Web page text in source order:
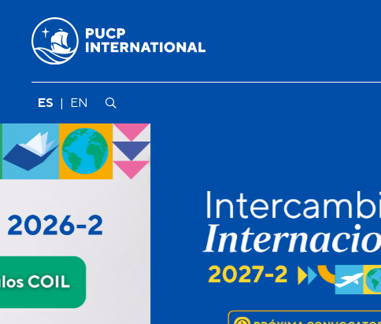
ES | EN